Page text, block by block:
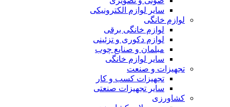
سایر لوازم الکترونیکی
لوازم خانگی
لوازم خانگی برقی
لوازم دکوری و تزئینی
مبلمان و صنایع چوب
سایر لوازم خانگی
تجهیزات و صنعت
تجهیزات کسب و کار
سایر تجهیزات صنعتی
کشاورزی